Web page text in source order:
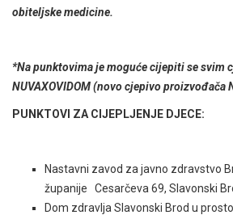
obiteljske medicine.
*Na punktovima je moguće cijepiti se svim
NUVAXOVIDOM (novo cjepivo proizvođača
PUNKTOVI ZA CIJEPLJENJE DJECE:
Nastavni zavod za javno zdravstvo
županije Cesarčeva 69, Slavonski
Dom zdravlja Slavonski Brod u